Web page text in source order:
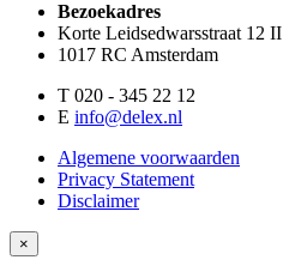
Bezoekadres
Korte Leidsedwarsstraat 12 II
1017 RC Amsterdam
T 020 - 345 22 12
E info@delex.nl
Algemene voorwaarden
Privacy Statement
Disclaimer
×